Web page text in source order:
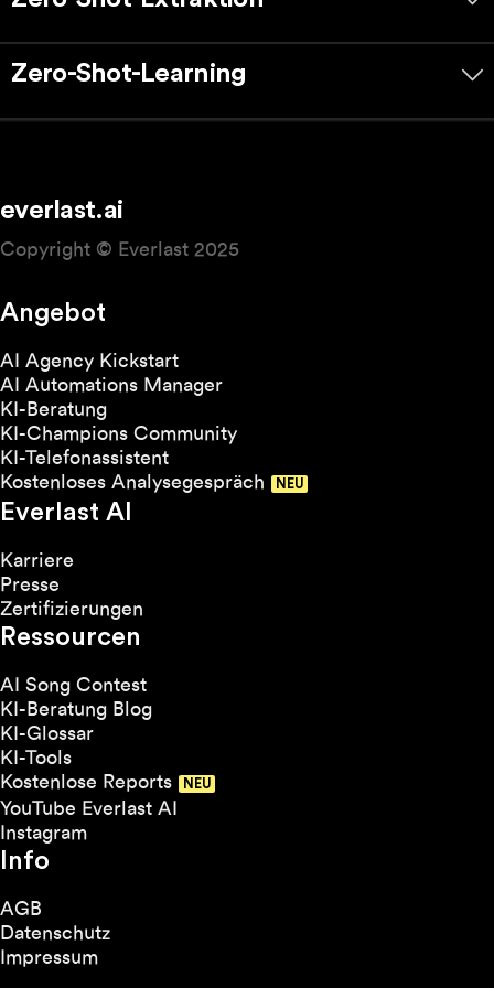
Zero-Shot-Learning
everlast.ai
Copyright © Everlast 2025
Angebot
AI Agency Kickstart
AI Automations Manager
KI-Beratung
KI-Champions Community
KI-Telefonassistent
Kostenloses Analysegespräch
Everlast AI
Karriere
Presse
Zertifizierungen
Ressourcen
AI Song Contest
KI-Beratung Blog
KI-Glossar
KI-Tools
Kostenlose Reports
YouTube Everlast AI
Instagram
Info
AGB
Datenschutz
Impressum